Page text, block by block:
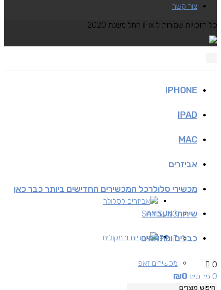
צור קשר
כל הזכויות שמורות ל iFix החל משנת 2020
IPHONE
IPAD
MAC
אביזרים
אביזרים לסלולר
אוזניות ורמקולים
מכשירי סלולרכל המכשירים החדישים ביותר כבר כאן
SAMSUNG
APPLE
מכשירים זאפ
שירותי מעבדה
כבלים ומתאמים
0
0 פריטים
₪0